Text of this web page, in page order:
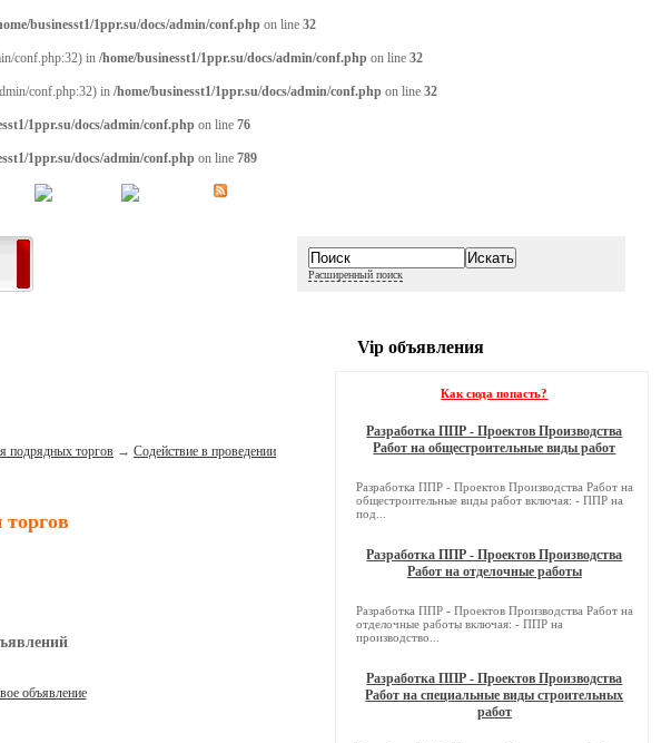
businesst1/1ppr.su/docs/admin/conf.php on line 32
conf.php:32) in /home/businesst1/1ppr.su/docs/admin/conf.php on line 32
conf.php:32) in /home/businesst1/1ppr.su/docs/admin/conf.php on line 32
1ppr.su/docs/admin/conf.php on line 76
1ppr.su/docs/admin/conf.php on line 789
Расширенный поиск
подрядных торгов →Содействие в проведении
торгов
объявление
Vip объявления
Как сюда попасть?
Разработка ППР - Проектов Производства
Работ на общестроительные виды работ
Разработка ППР - Проектов Производства Работ на
общестроительные виды работ включая: - ППР на
под...
Разработка ППР - Проектов Производства
Работ на отделочные работы
Разработка ППР - Проектов Производства Работ на
отделочные работы включая: - ППР на
производство...
Разработка ППР - Проектов Производства
Работ на специальные виды строительных
работ